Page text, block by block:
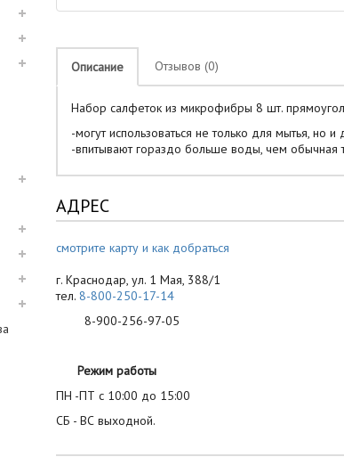
Описание Отзывов (0)
Набор салфеток из микрофибры 8 шт.
-могут использоваться не только для мытья, но
-впитывают гораздо больше воды, чем обычная
АДРЕС
смотрите карту и как добраться
г. Краснодар, ул. 1 Мая, 388/1
тел. 8-800-250-17-14
8-900-256-97-05
Режим работы
ПН -ПТ с 10:00 до 15:00
СБ - ВС выходной.